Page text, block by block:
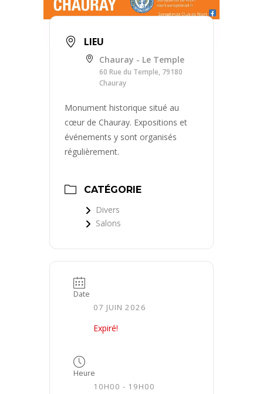
LIEU
Chauray - Le Temple
60 Rue du Temple, 79180
Chauray
Monument historique situé au
cœur de Chauray. Expositions et
événements y sont organisés
régulièrement.
CATÉGORIE
Divers
Salons
Date
07 JUIN 2026
Expiré!
Heure
10H00 - 19H00